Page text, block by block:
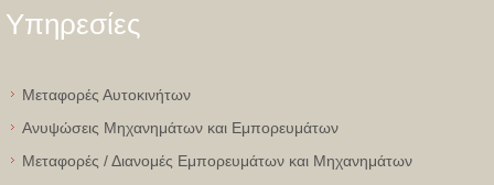
Υπηρεσίες
Μεταφορές Αυτοκινήτων
Ανυψώσεις Μηχανημάτων και Εμπορευμάτων
Μεταφορές / Διανομές Εμπορευμάτων και Μηχανημάτων